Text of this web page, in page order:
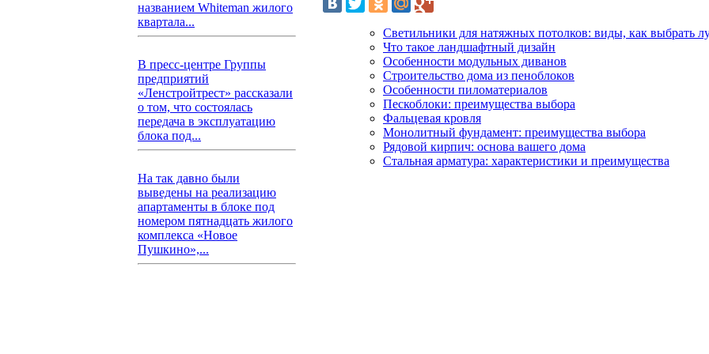
названием Whiteman жилого
квартала...
В пресс-центре Группы
предприятий
«Ленстройтрест» рассказали
о том, что состоялась
передача в эксплуатацию
блока под...
На так давно были
выведены на реализацию
апартаменты в блоке под
номером пятнадцать жилого
комплекса «Новое
Пушкино»,...
Светильники для натяжных потолков: виды, как выбрать
Что такое ландшафтный дизайн
Особенности модульных диванов
Строительство дома из пеноблоков
Особенности пиломатериалов
Пескоблоки: преимущества выбора
Фальцевая кровля
Монолитный фундамент: преимущества выбора
Рядовой кирпич: основа вашего дома
Стальная арматура: характеристики и преимущества